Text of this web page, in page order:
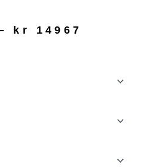
kr 14967